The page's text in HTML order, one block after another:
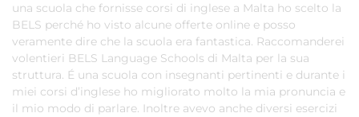
una scuola che fornisse corsi di inglese a Malta ho scelto la
BELS perché ho visto alcune offerte online e posso
veramente dire che la scuola era fantastica. Raccomanderei
volentieri BELS Language Schools di Malta per la sua
struttura. É una scuola con insegnanti pertinenti e durante i
miei corsi d’inglese ho migliorato molto la mia pronuncia e
il mio modo di parlare. Inoltre avevo anche diversi esercizi